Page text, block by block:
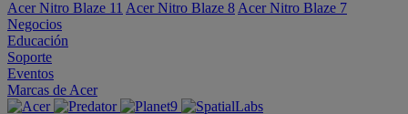
Acer Nitro Blaze 11 Acer Nitro Blaze 8 Acer Nitro Blaze 7
Negocios
Educación
Soporte
Eventos
Marcas de Acer